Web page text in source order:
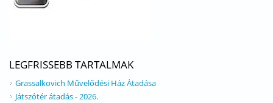
LEGFRISSEBB TARTALMAK
Grassalkovich Művelődési Ház Átadása
Játszótér átadás - 2026.